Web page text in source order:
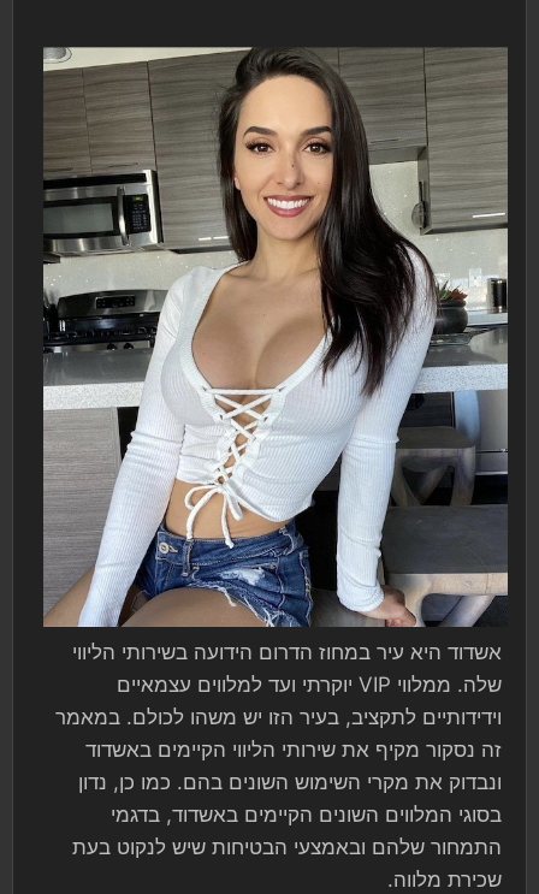
אשדוד היא עיר במחוז הדרום הידועה בשירותי הליווי
שלה. ממלווי VIP יוקרתי ועד למלווים עצמאיים
וידידותיים לתקציב, בעיר הזו יש משהו לכולם. במאמר
זה נסקור מקיף את שירותי הליווי הקיימים באשדוד
ונבדוק את מקרי השימוש השונים בהם. כמו כן, נדון
בסוגי המלווים השונים הקיימים באשדוד, בדגמי
התמחור שלהם ובאמצעי הבטיחות שיש לנקוט בעת
שכירת מלווה.